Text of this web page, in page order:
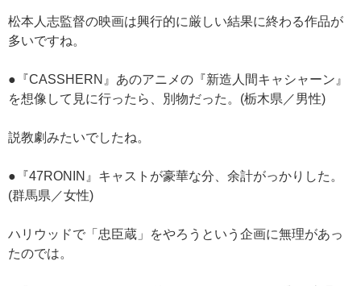
松本人志監督の映画は興行的に厳しい結果に終わる作品が
多いですね。
●『CASSHERN』あのアニメの『新造人間キャシャーン』
を想像して見に行ったら、別物だった。(栃木県／男性)
説教劇みたいでしたね。
●『47RONIN』キャストが豪華な分、余計がっかりした。
(群馬県／女性)
ハリウッドで「忠臣蔵」をやろうという企画に無理があっ
たのでは。